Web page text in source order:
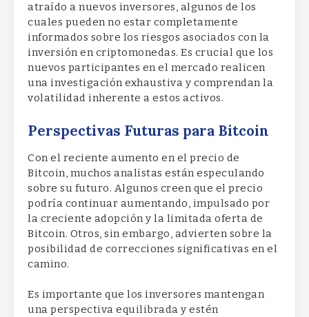
atraído a nuevos inversores, algunos de los
cuales pueden no estar completamente
informados sobre los riesgos asociados con la
inversión en criptomonedas. Es crucial que los
nuevos participantes en el mercado realicen
una investigación exhaustiva y comprendan la
volatilidad inherente a estos activos.
Perspectivas Futuras para Bitcoin
Con el reciente aumento en el precio de
Bitcoin, muchos analistas están especulando
sobre su futuro. Algunos creen que el precio
podría continuar aumentando, impulsado por
la creciente adopción y la limitada oferta de
Bitcoin. Otros, sin embargo, advierten sobre la
posibilidad de correcciones significativas en el
camino.
Es importante que los inversores mantengan
una perspectiva equilibrada y estén